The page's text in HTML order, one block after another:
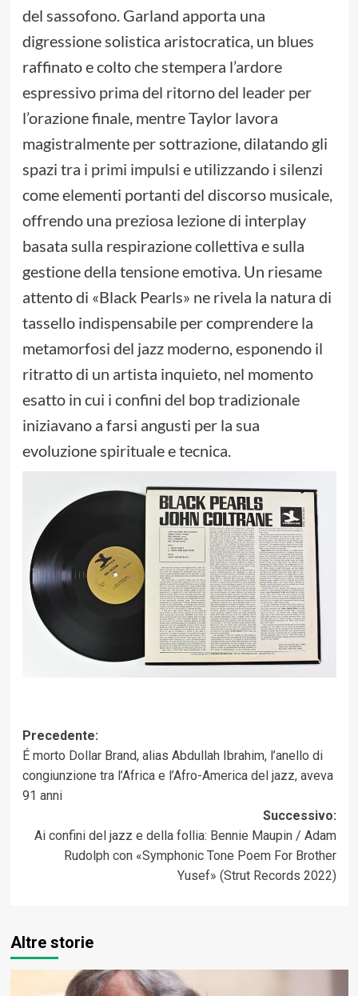
del sassofono. Garland apporta una
digressione solistica aristocratica, un blues
raffinato e colto che stempera l’ardore
espressivo prima del ritorno del leader per
l’orazione finale, mentre Taylor lavora
magistralmente per sottrazione, dilatando gli
spazi tra i primi impulsi e utilizzando i silenzi
come elementi portanti del discorso musicale,
offrendo una preziosa lezione di interplay
basata sulla respirazione collettiva e sulla
gestione della tensione emotiva. Un riesame
attento di «Black Pearls» ne rivela la natura di
tassello indispensabile per comprendere la
metamorfosi del jazz moderno, esponendo il
ritratto di un artista inquieto, nel momento
esatto in cui i confini del bop tradizionale
iniziavano a farsi angusti per la sua
evoluzione spirituale e tecnica.
Navigazione
articolo
Precedente:
É morto Dollar Brand, alias Abdullah Ibrahim, l’anello di
congiunzione tra l’Africa e l’Afro-America del jazz, aveva
91 anni
Successivo:
Ai confini del jazz e della follia: Bennie Maupin / Adam
Rudolph con «Symphonic Tone Poem For Brother
Yusef» (Strut Records 2022)
Altre storie